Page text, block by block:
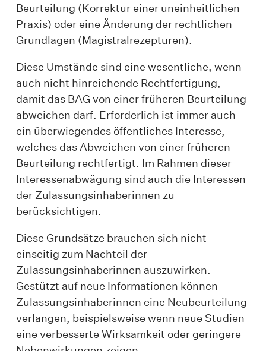
Beurteilung (Korrektur einer uneinheitlichen
Praxis) oder eine Änderung der rechtlichen
Grundlagen (Magistralrezepturen).
Diese Umstände sind eine wesentliche, wenn
auch nicht hinreichende Rechtfertigung,
damit das BAG von einer früheren Beurteilung
abweichen darf. Erforderlich ist immer auch
ein überwiegendes öffentliches Interesse,
welches das Abweichen von einer früheren
Beurteilung rechtfertigt. Im Rahmen dieser
Interessenabwägung sind auch die Interessen
der Zulassungsinhaberinnen zu
berücksichtigen.
Diese Grundsätze brauchen sich nicht
einseitig zum Nachteil der
Zulassungsinhaberinnen auszuwirken.
Gestützt auf neue Informationen können
Zulassungsinhaberinnen eine Neubeurteilung
verlangen, beispielsweise wenn neue Studien
eine verbesserte Wirksamkeit oder geringere